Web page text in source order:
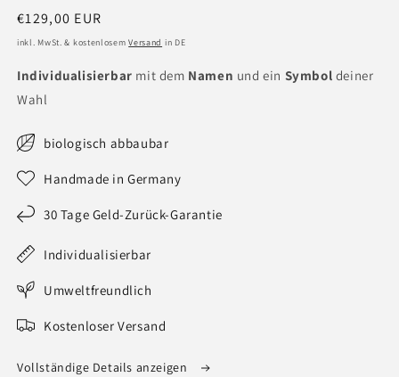
Normaler
Preis
€129,00 EUR
inkl. MwSt. & kostenlosemVersand in DE
Individualisierbar mit dem Namen und ein Symbol deiner
Wahl
biologisch abbaubar
Handmade in Germany
30 Tage Geld-Zurück-Garantie
Individualisierbar
Umweltfreundlich
Kostenloser Versand
Vollständige Details anzeigen